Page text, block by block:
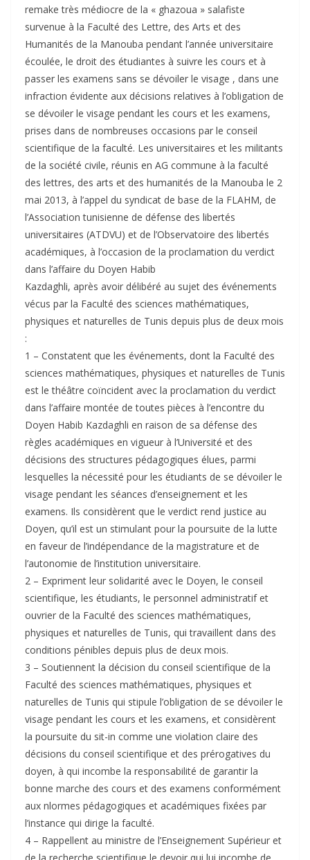
remake très médiocre de la « ghazoua » salafiste
survenue à la Faculté des Lettre, des Arts et des
Humanités de la Manouba pendant l’année universitaire
écoulée, le droit des étudiantes à suivre les cours et à
passer les examens sans se dévoiler le visage , dans une
infraction évidente aux décisions relatives à l’obligation de
se dévoiler le visage pendant les cours et les examens,
prises dans de nombreuses occasions par le conseil
scientifique de la faculté. Les universitaires et les militants
de la société civile, réunis en AG commune à la faculté
des lettres, des arts et des humanités de la Manouba le 2
mai 2013, à l’appel du syndicat de base de la FLAHM, de
l’Association tunisienne de défense des libertés
universitaires (ATDVU) et de l’Observatoire des libertés
académiques, à l’occasion de la proclamation du verdict
dans l’affaire du Doyen Habib
Kazdaghli, après avoir délibéré au sujet des événements
vécus par la Faculté des sciences mathématiques,
physiques et naturelles de Tunis depuis plus de deux mois
:
1 – Constatent que les événements, dont la Faculté des
sciences mathématiques, physiques et naturelles de Tunis
est le théâtre coïncident avec la proclamation du verdict
dans l’affaire montée de toutes pièces à l’encontre du
Doyen Habib Kazdaghli en raison de sa défense des
règles académiques en vigueur à l’Université et des
décisions des structures pédagogiques élues, parmi
lesquelles la nécessité pour les étudiants de se dévoiler le
visage pendant les séances d’enseignement et les
examens. Ils considèrent que le verdict rend justice au
Doyen, qu’il est un stimulant pour la poursuite de la lutte
en faveur de l’indépendance de la magistrature et de
l’autonomie de l’institution universitaire.
2 – Expriment leur solidarité avec le Doyen, le conseil
scientifique, les étudiants, le personnel administratif et
ouvrier de la Faculté des sciences mathématiques,
physiques et naturelles de Tunis, qui travaillent dans des
conditions pénibles depuis plus de deux mois.
3 – Soutiennent la décision du conseil scientifique de la
Faculté des sciences mathématiques, physiques et
naturelles de Tunis qui stipule l’obligation de se dévoiler le
visage pendant les cours et les examens, et considèrent
la poursuite du sit-in comme une violation claire des
décisions du conseil scientifique et des prérogatives du
doyen, à qui incombe la responsabilité de garantir la
bonne marche des cours et des examens conformément
aux nlormes pédagogiques et académiques fixées par
l’instance qui dirige la faculté.
4 – Rappellent au ministre de l’Enseignement Supérieur et